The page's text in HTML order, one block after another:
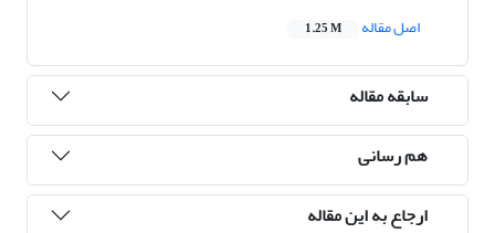
اصل مقاله
1.25 M
سابقه مقاله
هم رسانی
ارجاع به این مقاله